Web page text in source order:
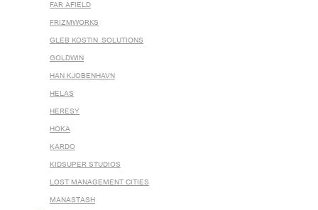
FAR AFIELD
FRIZMWORKS
GLEB KOSTIN .SOLUTIONS
GOLDWIN
HAN KJOBENHAVN
HELAS
HERESY
HOKA
KARDO
KIDSUPER STUDIOS
LOST MANAGEMENT CITIES
MANASTASH